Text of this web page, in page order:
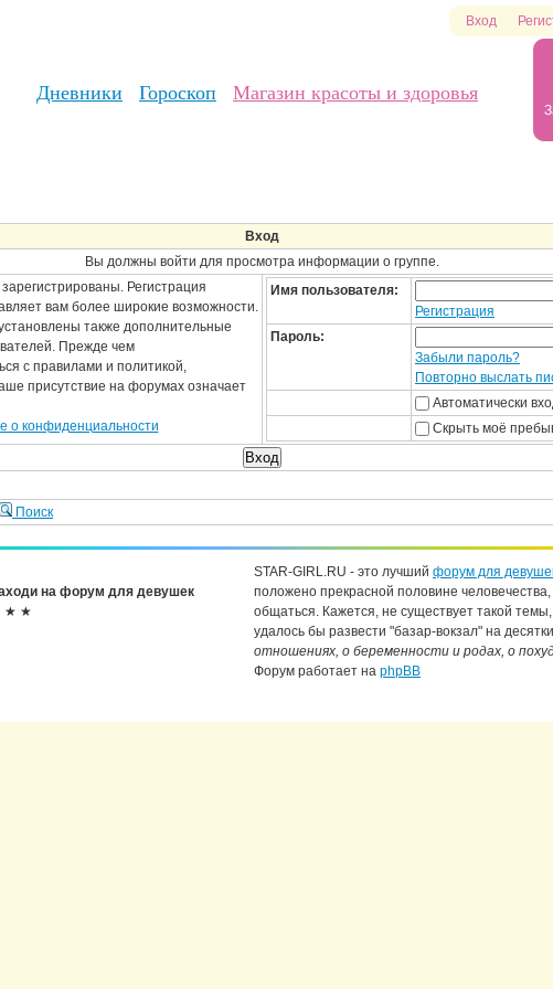
Вход
Дневники Гороскоп Магазин красоты и здоровья
Вход
Вы должны войти для просмотра информации о группе.
Регистрация
вам более широкие возможности.
также дополнительные
Прежде чем
с правилами и политикой,
присутствие на форумах означает
о конфиденциальности
Имя пользователя:
Регистрация
Пароль:
Забыли пароль?
Повторно выслать
Автоматически
Скрыть моё
Поиск
на форум для девушек
★ ★
STAR-GIRL.RU - это лучший форум для
положено прекрасной половине
общаться. Кажется, не существует такой
удалось бы развести "базар-вокзал" на
отношениях, о беременности и родах, о
Форум работает на phpBB